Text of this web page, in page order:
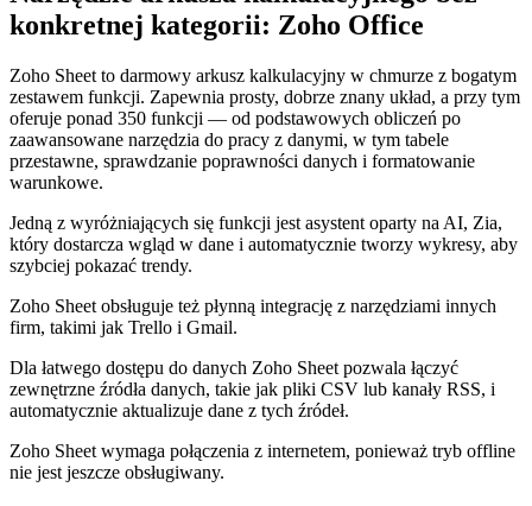
konkretnej kategorii: Zoho Office
Zoho Sheet to darmowy arkusz kalkulacyjny w chmurze z bogatym
zestawem funkcji. Zapewnia prosty, dobrze znany układ, a przy tym
oferuje ponad 350 funkcji — od podstawowych obliczeń po
zaawansowane narzędzia do pracy z danymi, w tym tabele
przestawne, sprawdzanie poprawności danych i formatowanie
warunkowe.
Jedną z wyróżniających się funkcji jest asystent oparty na AI, Zia,
który dostarcza wgląd w dane i automatycznie tworzy wykresy, aby
szybciej pokazać trendy.
Zoho Sheet obsługuje też płynną integrację z narzędziami innych
firm, takimi jak Trello i Gmail.
Dla łatwego dostępu do danych Zoho Sheet pozwala łączyć
zewnętrzne źródła danych, takie jak pliki CSV lub kanały RSS, i
automatycznie aktualizuje dane z tych źródeł.
Zoho Sheet wymaga połączenia z internetem, ponieważ tryb offline
nie jest jeszcze obsługiwany.